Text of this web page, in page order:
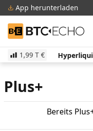
App herunterladen
BTC-ECHO
1,99 T €
€ -0.90%
Plus+
Bereits